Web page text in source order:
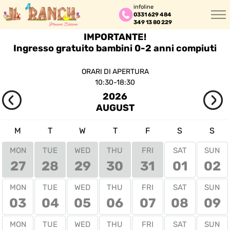
infoline
0331 629 484
349 13 80 229
IMPORTANTE!
Ingresso gratuito bambini 0-2 anni compiuti
ORARI DI APERTURA
10:30-18:30
2026
AUGUST
M T W T F S S
MON
27
TUE
28
WED
29
THU
30
FRI
31
SAT
01
SUN
02
MON
03
TUE
04
WED
05
THU
06
FRI
07
SAT
08
SUN
09
MON TUE WED THU FRI SAT SUN